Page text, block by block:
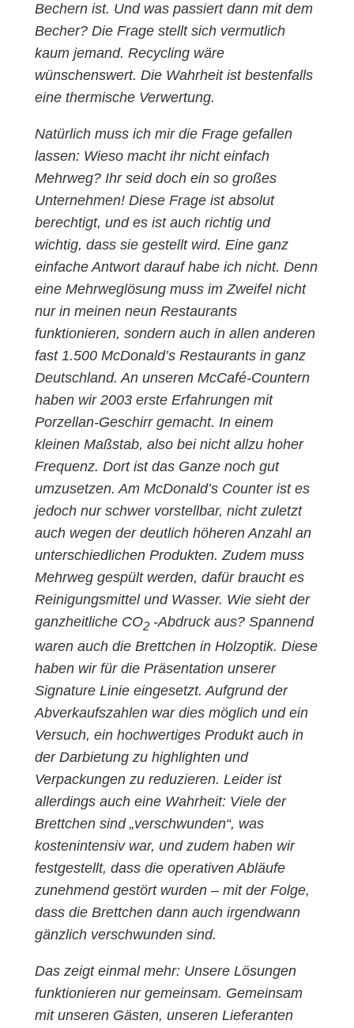
Bechern ist. Und was passiert dann mit dem
Becher? Die Frage stellt sich vermutlich
kaum jemand. Recycling wäre
wünschenswert. Die Wahrheit ist bestenfalls
eine thermische Verwertung.
Natürlich muss ich mir die Frage gefallen
lassen: Wieso macht ihr nicht einfach
Mehrweg? Ihr seid doch ein so großes
Unternehmen! Diese Frage ist absolut
berechtigt, und es ist auch richtig und
wichtig, dass sie gestellt wird. Eine ganz
einfache Antwort darauf habe ich nicht. Denn
eine Mehrweglösung muss im Zweifel nicht
nur in meinen neun Restaurants
funktionieren, sondern auch in allen anderen
fast 1.500 McDonald’s Restaurants in ganz
Deutschland. An unseren McCafé-Countern
haben wir 2003 erste Erfahrungen mit
Porzellan-Geschirr gemacht. In einem
kleinen Maßstab, also bei nicht allzu hoher
Frequenz. Dort ist das Ganze noch gut
umzusetzen. Am McDonald’s Counter ist es
jedoch nur schwer vorstellbar, nicht zuletzt
auch wegen der deutlich höheren Anzahl an
unterschiedlichen Produkten. Zudem muss
Mehrweg gespült werden, dafür braucht es
Reinigungsmittel und Wasser. Wie sieht der
ganzheitliche CO2-Abdruck aus? Spannend
waren auch die Brettchen in Holzoptik. Diese
haben wir für die Präsentation unserer
Signature Linie eingesetzt. Aufgrund der
Abverkaufszahlen war dies möglich und ein
Versuch, ein hochwertiges Produkt auch in
der Darbietung zu highlighten und
Verpackungen zu reduzieren. Leider ist
allerdings auch eine Wahrheit: Viele der
Brettchen sind „verschwunden“, was
kostenintensiv war, und zudem haben wir
festgestellt, dass die operativen Abläufe
zunehmend gestört wurden – mit der Folge,
dass die Brettchen dann auch irgendwann
gänzlich verschwunden sind.
Das zeigt einmal mehr: Unsere Lösungen
funktionieren nur gemeinsam. Gemeinsam
mit unseren Gästen, unseren Lieferanten